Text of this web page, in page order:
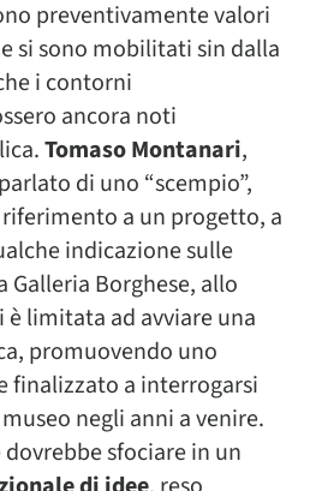
preventivamente valori
si sono mobilitati sin dalla
i contorni
ancora noti
Tomaso Montanari,
di uno “scempio”,
a un progetto, a
indicazione sulle
Borghese, allo
è limitata ad avviare una
promuovendo uno
finalizzato a interrogarsi
negli anni a venire.
sfociare in un